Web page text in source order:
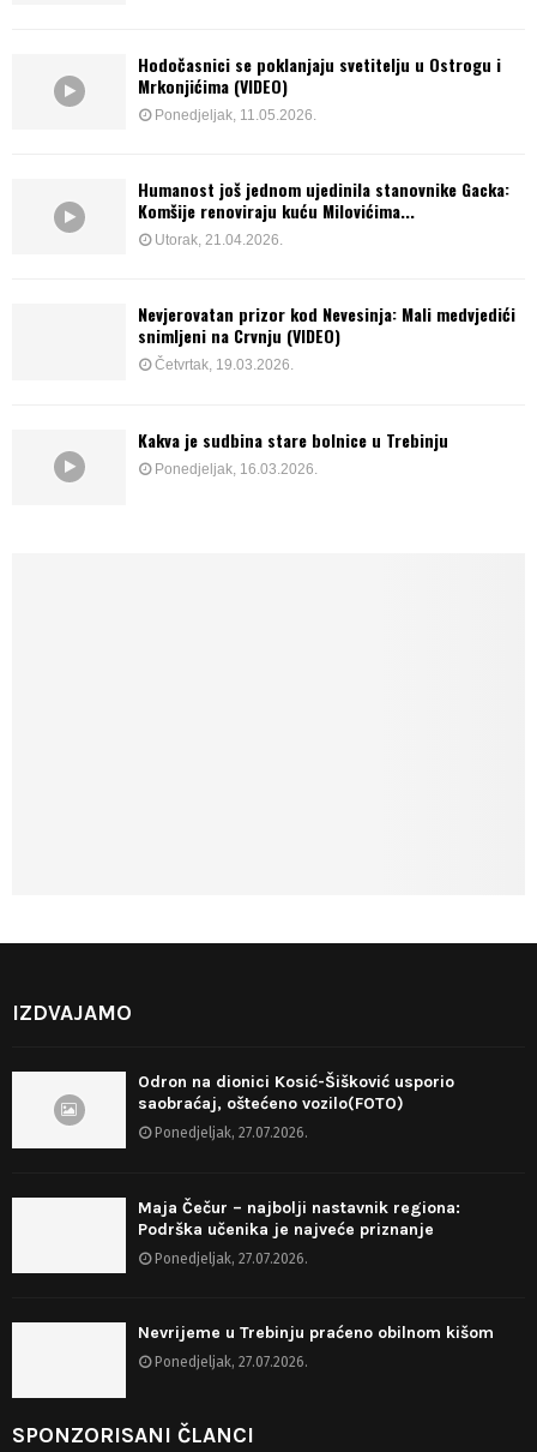
Hodočasnici se poklanjaju svetitelju u Ostrogu i
Mrkonjićima (VIDEO)
Ponedjeljak, 11.05.2026.
Humanost još jednom ujedinila stanovnike Gacka:
Komšije renoviraju kuću Milovićima...
Utorak, 21.04.2026.
Nevjerovatan prizor kod Nevesinja: Mali medvjedići
snimljeni na Crvnju (VIDEO)
Četvrtak, 19.03.2026.
Kakva je sudbina stare bolnice u Trebinju
Ponedjeljak, 16.03.2026.
IZDVAJAMO
Odron na dionici Kosić-Šišković usporio
saobraćaj, oštećeno vozilo(FOTO)
Ponedjeljak, 27.07.2026.
Maja Čečur – najbolji nastavnik regiona:
Podrška učenika je najveće priznanje
Ponedjeljak, 27.07.2026.
Nevrijeme u Trebinju praćeno obilnom kišom
Ponedjeljak, 27.07.2026.
SPONZORISANI ČLANCI